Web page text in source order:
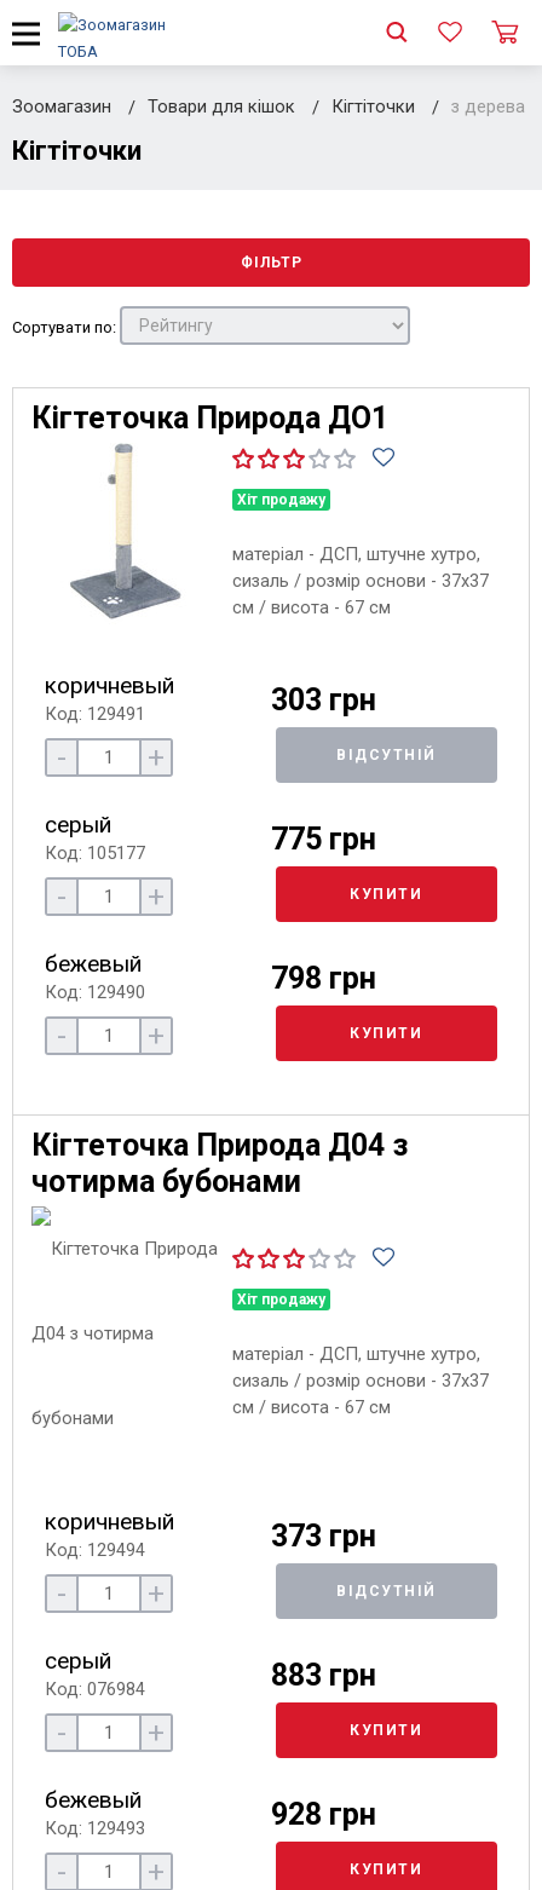
Зоомагазин Товари для кішок Кігтіточки з дерева
Кігтіточки
ФІЛЬТР
Сортувати по:
Кігтеточка Природа ДО1
Хіт продажу
матеріал - ДСП, штучне хутро,
сизаль / розмір основи - 37х37
см / висота - 67 см
коричневый
Код: 129491 303 грн
- + ВІДСУТНІЙ
серый
Код: 105177 775 грн
- + КУПИТИ
бежевый
Код: 129490 798 грн
- + КУПИТИ
Кігтеточка Природа Д04 з
чотирма бубонами
Хіт продажу
матеріал - ДСП, штучне хутро,
сизаль / розмір основи - 37х37
см / висота - 67 см
коричневый
Код: 129494 373 грн
- + ВІДСУТНІЙ
серый
Код: 076984 883 грн
- + КУПИТИ
бежевый
Код: 129493 928 грн
- + КУПИТИ